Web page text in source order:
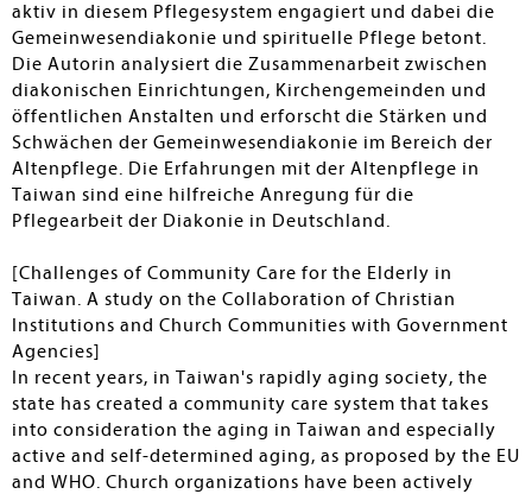
aktiv in diesem Pflegesystem engagiert und dabei die
Gemeinwesendiakonie und spirituelle Pflege betont.
Die Autorin analysiert die Zusammenarbeit zwischen
diakonischen Einrichtungen, Kirchengemeinden und
öffentlichen Anstalten und erforscht die Stärken und
Schwächen der Gemeinwesendiakonie im Bereich der
Altenpflege. Die Erfahrungen mit der Altenpflege in
Taiwan sind eine hilfreiche Anregung für die
Pflegearbeit der Diakonie in Deutschland.
[Challenges of Community Care for the Elderly in
Taiwan. A study on the Collaboration of Christian
Institutions and Church Communities with Government
Agencies]
In recent years, in Taiwan's rapidly aging society, the
state has created a community care system that takes
into consideration the aging in Taiwan and especially
active and self-determined aging, as proposed by the EU
and WHO. Church organizations have been actively